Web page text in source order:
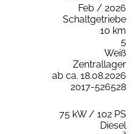
Feb / 2026
Schaltgetriebe
10 km
5
Weiß
Zentrallager
ab ca. 18.08.2026
2017-526528
75 kW / 102 PS
Diesel